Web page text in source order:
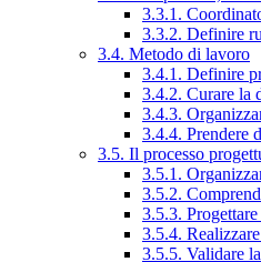
3.3.1.
3.3.2. Definire
3.4. Metodo di lavoro
3.4.1. Definire
3.4.2. Curare la
3.4.3.
3.4.4. Prendere
3.5. Il processo
3.5.1.
3.5.2.
3.5.3.
3.5.4.
3.5.5. Validare